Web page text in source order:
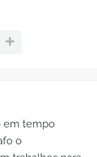
em tempo
o